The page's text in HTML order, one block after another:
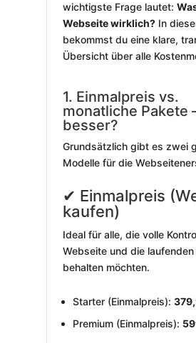
wichtigste Frage lautet:
Webseite wirklich?In
bekommst du eine klare,
Übersicht über alle
1. Einmalpreis vs.
monatliche Pakete
besser?
Grundsätzlich gibt es zwei
Modelle für die
✔ Einmalpreis
kaufen)
Ideal für alle, die volle
Webseite und die laufenden
behalten möchten.
Starter (Einmalpreis):
Premium (Einmalpreis):